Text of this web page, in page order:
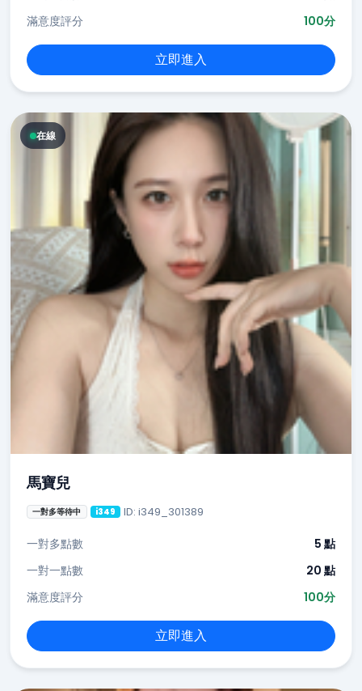
滿意度評分
100分
立即進入
在線
馬寶兒
一對多等待中 i349 ID: i349_301389
一對多點數
5 點
一對一點數
20 點
滿意度評分
100分
立即進入